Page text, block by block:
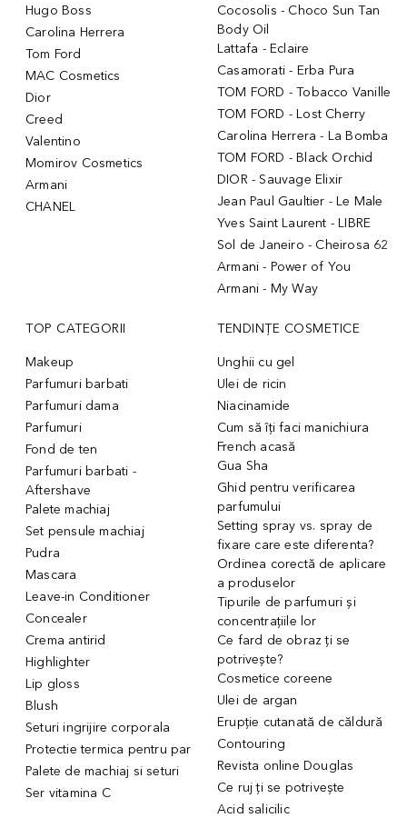
Hugo Boss
Carolina Herrera
Tom Ford
MAC Cosmetics
Dior
Creed
Valentino
Momirov Cosmetics
Armani
CHANEL
Cocosolis - Choco Sun Tan
Body Oil
Lattafa - Eclaire
Casamorati - Erba Pura
TOM FORD - Tobacco Vanille
TOM FORD - Lost Cherry
Carolina Herrera - La Bomba
TOM FORD - Black Orchid
DIOR - Sauvage Elixir
Jean Paul Gaultier - Le Male
Yves Saint Laurent - LIBRE
Sol de Janeiro - Cheirosa 62
Armani - Power of You
Armani - My Way
TOP CATEGORII
Makeup
Parfumuri barbati
Parfumuri dama
Parfumuri
Fond de ten
Parfumuri barbati -
Aftershave
Palete machiaj
Set pensule machiaj
Pudra
Mascara
Leave-in Conditioner
Concealer
Crema antirid
Highlighter
Lip gloss
Blush
Seturi ingrijire corporala
Protectie termica pentru par
Palete de machiaj si seturi
Ser vitamina C
TENDINȚE COSMETICE
Unghii cu gel
Ulei de ricin
Niacinamide
Cum să îți faci manichiura
French acasă
Gua Sha
Ghid pentru verificarea
parfumului
Setting spray vs. spray de
fixare care este diferenta?
Ordinea corectă de aplicare
a produselor
Tipurile de parfumuri și
concentrațiile lor
Ce fard de obraz ți se
potrivește?
Cosmetice coreene
Ulei de argan
Erupție cutanată de căldură
Contouring
Revista online Douglas
Ce ruj ți se potrivește
Acid salicilic